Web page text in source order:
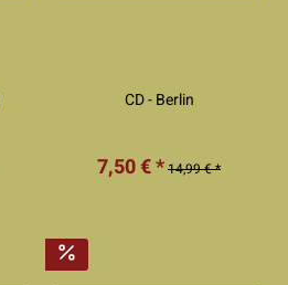
CD - Berlin
7,50 € *14,99 € *